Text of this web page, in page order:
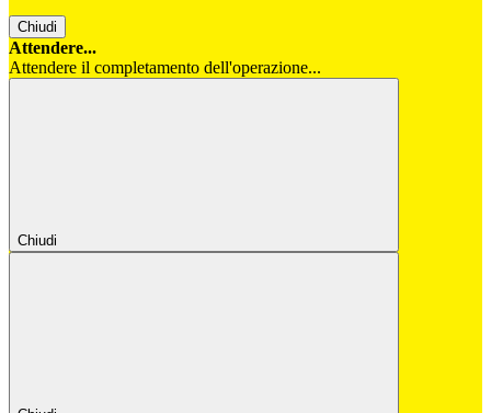
Chiudi
Attendere...
Attendere il completamento dell'operazione...
Chiudi